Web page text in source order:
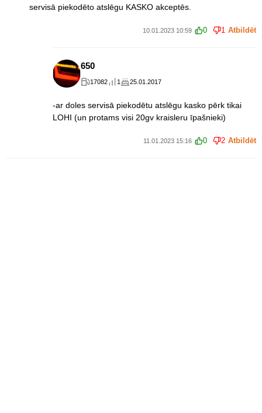
servisā piekodēto atslēgu KASKO akceptēs.
10.01.2023 10:59 0 1 Atbildēt
650
17082 1 25.01.2017
-ar doles servisā piekodētu atslēgu kasko pērk tikai
LOHI (un protams visi 20gv kraisleru īpašnieki)
11.01.2023 15:16 0 2 Atbildēt